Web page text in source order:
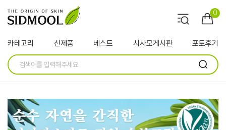
0
카테고리 신제품 베스트 시사모게시판 포토후기